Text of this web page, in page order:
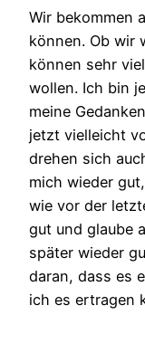
Wir bekommen
können. Ob wir
können sehr
wollen. Ich bin
meine
jetzt vielleicht
drehen sich
mich wieder
wie vor der
gut und glaube
später wieder
daran, dass es
ich es ertragen